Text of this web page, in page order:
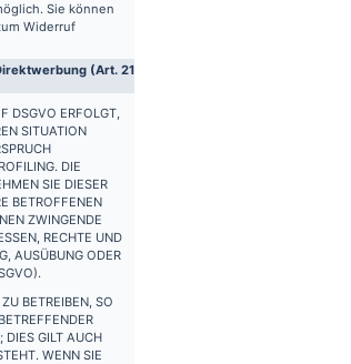
Sie können
Widerruf
(Art. 21
DSGVO ERFOLGT,
SITUATION
DIE
SIE DIESER
BETROFFENEN
ZWINGENDE
RECHTE UND
AUSÜBUNG ODER
BETREIBEN, SO
DIES GILT AUCH
WENN SIE